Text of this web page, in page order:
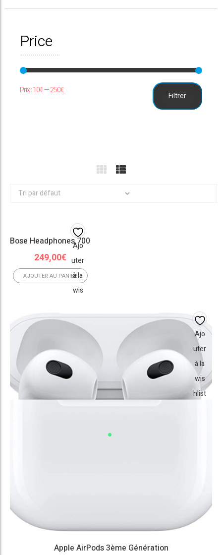
Price
Prix
Prix
Filtrer
Prix :10€—250€
Ajo
uter
à la
wis
Bose Headphones 700
249,00€
AJOUTER AU PANIER
Ajo
uter
à la
wis
hlist
Apple AirPods 3ème Génération